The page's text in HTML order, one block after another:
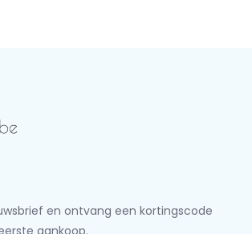
en ontvang een kortingscode
aankoop.